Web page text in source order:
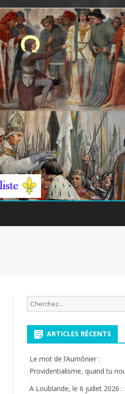
Recherche
pour:
ARTICLES RÉCENTS
Le mot de l’Aumônier :
Providentialisme, quand tu
A Loublande, le 6 juillet 2026 :